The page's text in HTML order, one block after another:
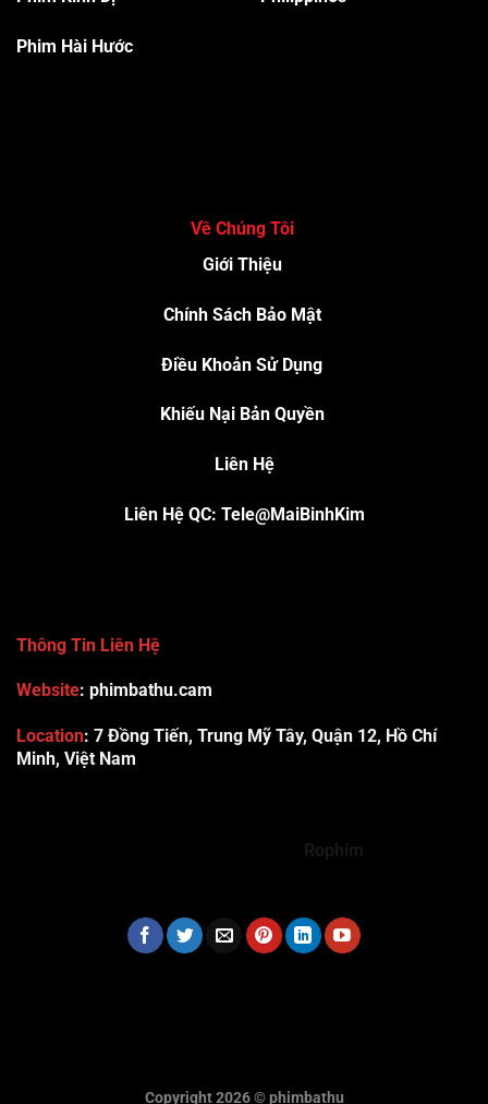
Phim Hài Hước
Về Chúng Tôi
Giới Thiệu
Chính Sách Bảo Mật
Điều Khoản Sử Dụng
Khiếu Nại Bản Quyền
Liên Hệ
Liên Hệ QC: Tele@MaiBinhKim
Thông Tin Liên Hệ
Website: phimbathu.cam
Location: 7 Đồng Tiến, Trung Mỹ Tây, Quận 12, Hồ Chí
Minh, Việt Nam
Rophim
Copyright 2026 ©phimbathu